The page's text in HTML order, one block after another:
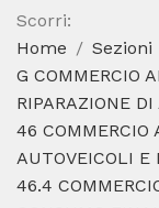
SEZIONI
CODICE
CODICE
Scorri:
Home
Sezioni
G COMMERCIO
RIPARAZIONE
46 COMMERCIO
AUTOVEICOLI E
46.4